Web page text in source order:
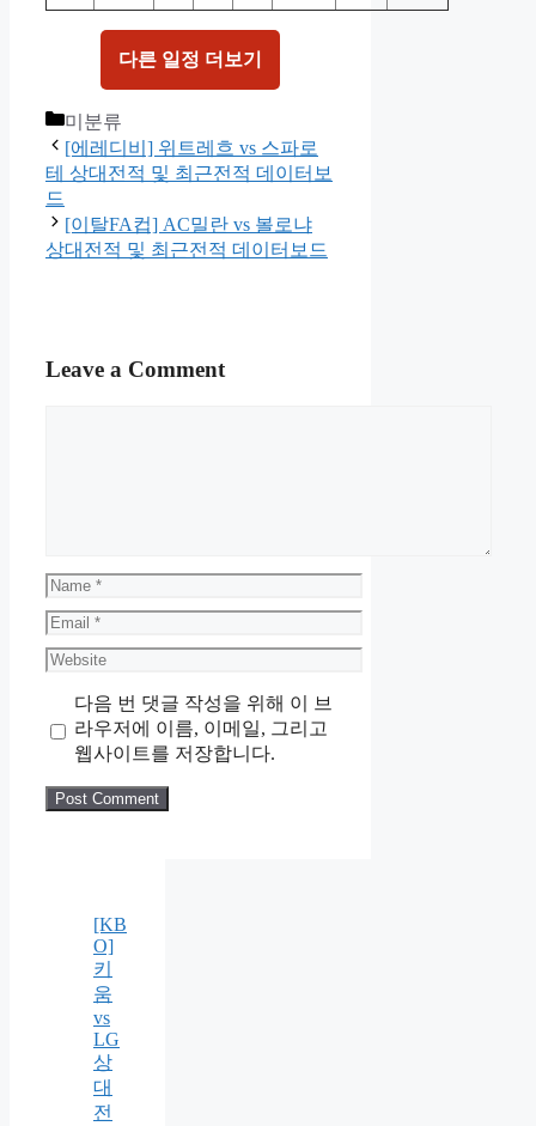
다른 일정 더보기
Categories
미분류
[에레디비] 위트레흐 vs 스파로
테 상대전적 및 최근전적 데이터보
드
[이탈FA컵] AC밀란 vs 볼로냐
상대전적 및 최근전적 데이터보드
Leave a Comment
Name
Email
Website
다음 번 댓글 작성을 위해 이 브
라우저에 이름, 이메일, 그리고
웹사이트를 저장합니다.
[KB
O]
키
움
vs
LG
상
대
전